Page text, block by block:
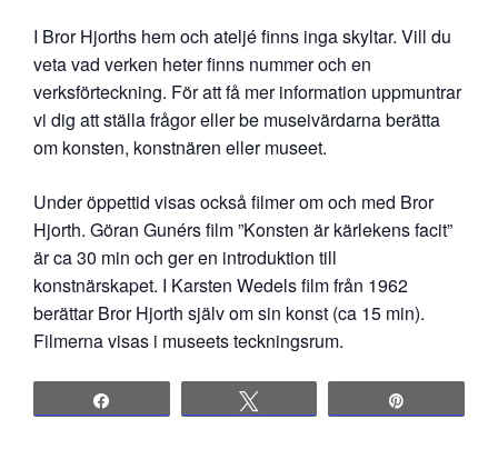
I Bror Hjorths hem och ateljé finns inga skyltar. Vill du
veta vad verken heter finns nummer och en
verksförteckning. För att få mer information uppmuntrar
vi dig att ställa frågor eller be museivärdarna berätta
om konsten, konstnären eller museet.
Under öppettid visas också filmer om och med Bror
Hjorth. Göran Gunérs film ”Konsten är kärlekens facit”
är ca 30 min och ger en introduktion till
konstnärskapet. I Karsten Wedels film från 1962
berättar Bror Hjorth själv om sin konst (ca 15 min).
Filmerna visas i museets teckningsrum.